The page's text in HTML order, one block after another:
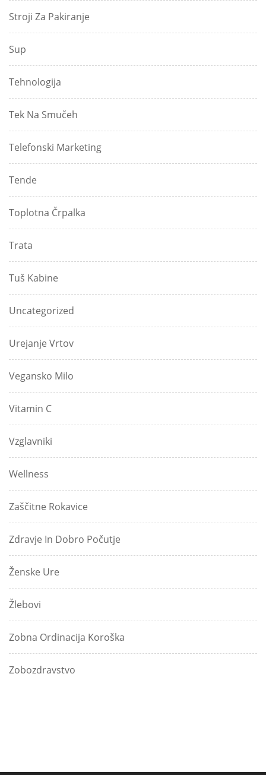
Stroji Za Pakiranje
Sup
Tehnologija
Tek Na Smučeh
Telefonski Marketing
Tende
Toplotna Črpalka
Trata
Tuš Kabine
Uncategorized
Urejanje Vrtov
Vegansko Milo
Vitamin C
Vzglavniki
Wellness
Zaščitne Rokavice
Zdravje In Dobro Počutje
Ženske Ure
Žlebovi
Zobna Ordinacija Koroška
Zobozdravstvo